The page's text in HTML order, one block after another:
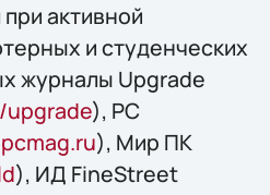
активной
и студенческих
журналы Upgrade
upgrade), PC
), Мир ПК
), ИД FineStreet